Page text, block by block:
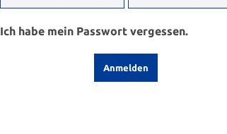
Ich habe mein Passwort vergessen.
Anmelden